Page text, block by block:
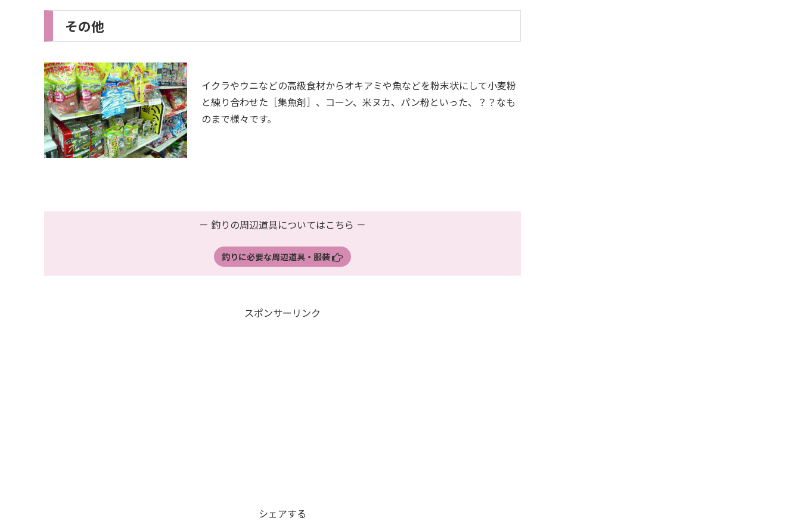
その他
イクラやウニなどの高級食材からオキアミや魚などを粉末状にして小麦粉
と練り合わせた［集魚剤］、コーン、米ヌカ、パン粉といった、？？なも
のまで様々です。
－ 釣りの周辺道具についてはこちら －
釣りに必要な周辺道具・服装
スポンサーリンク
シェアする